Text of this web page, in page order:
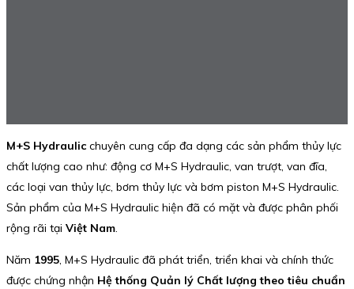
M+S Hydraulic chuyên cung cấp đa dạng các sản phẩm thủy lực
chất lượng cao như: động cơ M+S Hydraulic, van trượt, van đĩa,
các loại van thủy lực, bơm thủy lực và bơm piston M+S Hydraulic.
Sản phẩm của M+S Hydraulic hiện đã có mặt và được phân phối
rộng rãi tại Việt Nam.
Năm 1995, M+S Hydraulic đã phát triển, triển khai và chính thức
được chứng nhận Hệ thống Quản lý Chất lượng theo tiêu chuẩn